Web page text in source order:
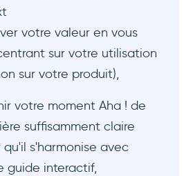
votre valeur en vous
sur votre utilisation
sur votre produit),
votre moment Aha ! de
suffisamment claire
qu'il s'harmonise avec
guide interactif,